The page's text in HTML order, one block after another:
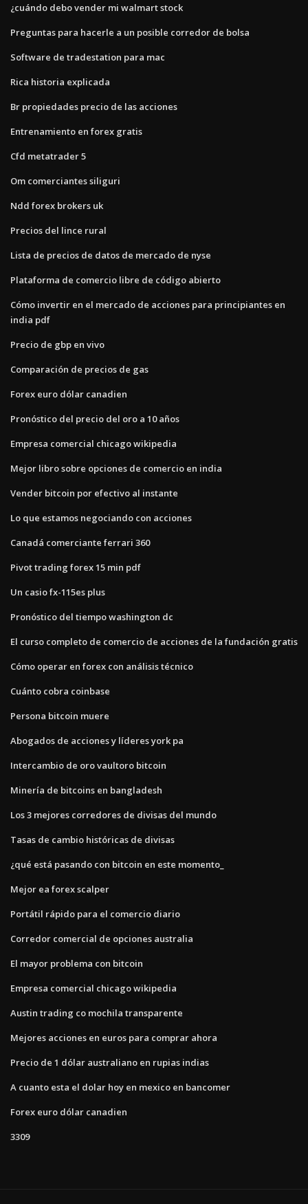
¿cuándo debo vender mi walmart stock
Preguntas para hacerle a un posible corredor de bolsa
Software de tradestation para mac
Rica historia explicada
Br propiedades precio de las acciones
Entrenamiento en forex gratis
Cfd metatrader 5
Om comerciantes siliguri
Ndd forex brokers uk
Precios del lince rural
Lista de precios de datos de mercado de nyse
Plataforma de comercio libre de código abierto
Cómo invertir en el mercado de acciones para principiantes en
india pdf
Precio de gbp en vivo
Comparación de precios de gas
Forex euro dólar canadien
Pronóstico del precio del oro a 10 años
Empresa comercial chicago wikipedia
Mejor libro sobre opciones de comercio en india
Vender bitcoin por efectivo al instante
Lo que estamos negociando con acciones
Canadá comerciante ferrari 360
Pivot trading forex 15 min pdf
Un casio fx-115es plus
Pronóstico del tiempo washington dc
El curso completo de comercio de acciones de la fundación gratis
Cómo operar en forex con análisis técnico
Cuánto cobra coinbase
Persona bitcoin muere
Abogados de acciones y líderes york pa
Intercambio de oro vaultoro bitcoin
Minería de bitcoins en bangladesh
Los 3 mejores corredores de divisas del mundo
Tasas de cambio históricas de divisas
¿qué está pasando con bitcoin en este momento_
Mejor ea forex scalper
Portátil rápido para el comercio diario
Corredor comercial de opciones australia
El mayor problema con bitcoin
Empresa comercial chicago wikipedia
Austin trading co mochila transparente
Mejores acciones en euros para comprar ahora
Precio de 1 dólar australiano en rupias indias
A cuanto esta el dolar hoy en mexico en bancomer
Forex euro dólar canadien
3309